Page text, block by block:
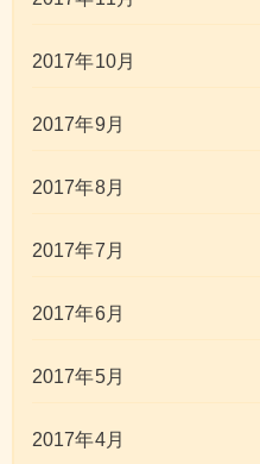
2017年10月
2017年9月
2017年8月
2017年7月
2017年6月
2017年5月
2017年4月